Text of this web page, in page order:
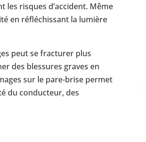
risques d’accident. Même
en réfléchissant la lumière
peut se fracturer plus
des blessures graves en
sur le pare-brise permet
du conducteur, des